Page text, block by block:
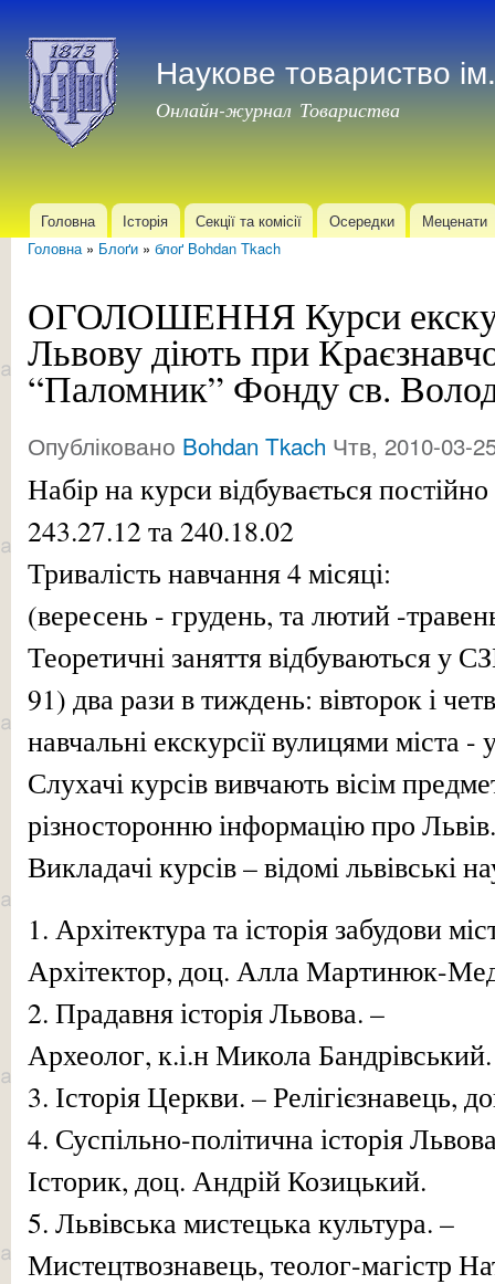
Наукове товариство
Онлайн-журнал Товариства
Головне меню
Головна Історія Секції та комісії Осередки Меценати
Головна» Блоґи » блоґ Bohdan Tkach
ОГОЛОШЕННЯ Курси
Львову діють при
“Паломник” Фонду св.
Опубліковано Bohdan Tkach Чтв, 2010-03-
Набір на курси відбувається постійно
243.27.12 та 240.18.02
Тривалість навчання 4 місяці:
(вересень - грудень, та лютий -
Теоретичні заняття відбуваються
91) два рази в тиждень: вівторок і
навчальні екскурсії вулицями міста -
Слухачі курсів вивчають вісім
різносторонню інформацію про Львів.
Викладачі курсів – відомі львівські
1. Архітектура та історія забудови
Архітектор, доц. Алла Мартинюк-
2. Прадавня історія Львова. –
Археолог, к.і.н Микола Бандрівський.
3. Історія Церкви. – Релігієзнавець,
4. Суспільно-політична історія
Історик, доц. Андрій Козицький.
5. Львівська мистецька культура. –
Мистецтвознавець, теолог-магістр